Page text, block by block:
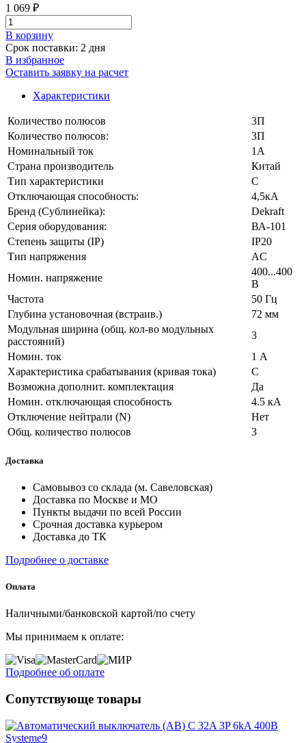
1 069 ₽
В корзинy
Срок поставки: 2 дня
В избранное
Оставить заявку на расчет
Характеристики
Количество полюсов
3П
Количество полюсов:
3П
Номинальный ток
1А
Страна производитель
Китай
Тип характеристики
C
Отключающая способность:
4,5кА
Бренд (Сублинейка):
Dekraft
Серия оборудования:
ВА-101
Степень защиты (IP)
IP20
Тип напряжения
AC
Номин. напряжение
400...400
В
Частота
50 Гц
Глубина установочная (встраив.)
72 мм
Модульная ширина (общ. кол-во модульных
расстояний)
3
Номин. ток
1 А
Характеристика срабатывания (кривая тока)
C
Возможна дополнит. комплектация
Да
Номин. отключающая способность
4.5 кА
Отключение нейтрали (N)
Нет
Общ. количество полюсов
3
Доставка
Самовывоз со склада (м. Савеловская)
Доставка по Москве и МО
Пункты выдачи по всей России
Срочная доставка курьером
Доставка до ТК
Подробнее о доставке
Оплата
Наличными/банковской картой/по счету
Мы принимаем к оплате:
Подробнее об оплате
Сопутствующе товары